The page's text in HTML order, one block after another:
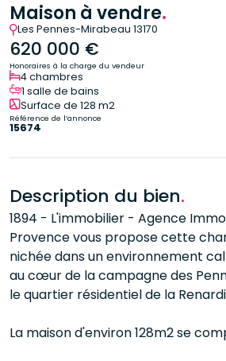
Maison à vendre.
Les Pennes-Mirabeau 13170
620 000 €
Honoraires à la charge du vendeur
4 chambres
1 salle de bains
Surface de 128 m2
Référence de l’annonce
15674
Description du bien.
1894 - L'immobilier - Agence
Provence vous propose cette
nichée dans un environnement
au cœur de la campagne des
le quartier résidentiel de la
La maison d'environ 128m2 se